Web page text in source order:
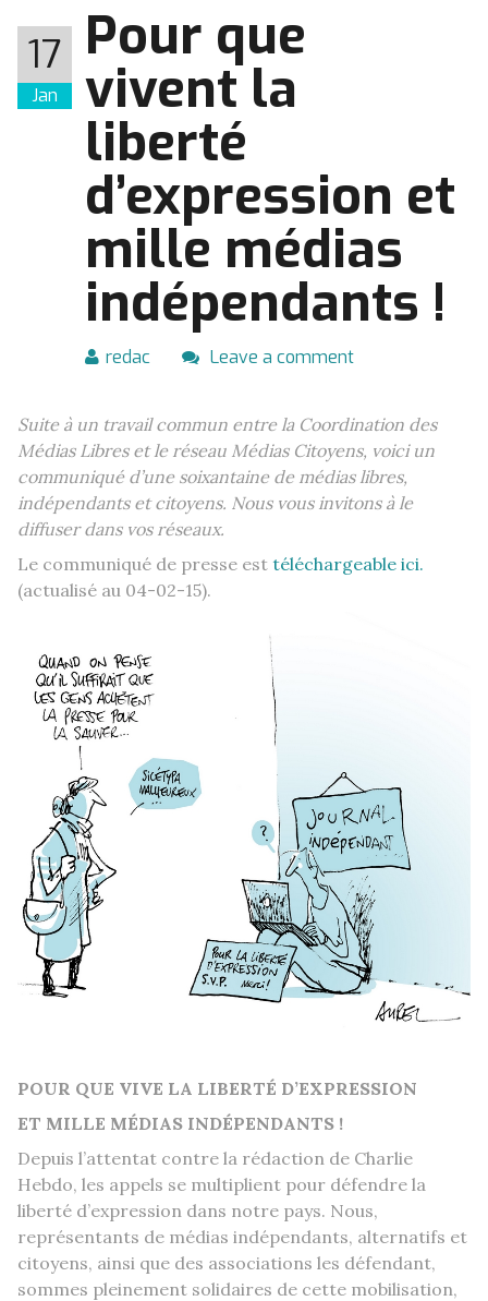
17
Jan
Pour que
vivent la
liberté
d’expression et
mille médias
indépendants !
redac Leave a comment
Suite à un travail commun entre la Coordination des
Médias Libres et le réseau Médias Citoyens, voici un
communiqué d’une soixantaine de médias libres,
indépendants et citoyens. Nous vous invitons à le
diffuser dans vos réseaux.
Le communiqué de presse est téléchargeable ici.
(actualisé au 04-02-15).
POUR QUE VIVE LA LIBERTÉ D’EXPRESSION
ET MILLE MÉDIAS INDÉPENDANTS !
Depuis l’attentat contre la rédaction de Charlie
Hebdo, les appels se multiplient pour défendre la
liberté d’expression dans notre pays. Nous,
représentants de médias indépendants, alternatifs et
citoyens, ainsi que des associations les défendant,
sommes pleinement solidaires de cette mobilisation,